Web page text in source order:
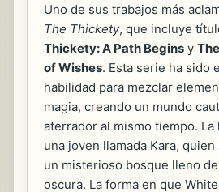
Uno de sus trabajos más
The Thickety, que incluye
Thickety: A Path Begins y
of Wishes. Esta serie ha sido
habilidad para mezclar
magia, creando un mundo
aterrador al mismo tiempo.
una joven llamada Kara,
un misterioso bosque lleno
oscura. La forma en que